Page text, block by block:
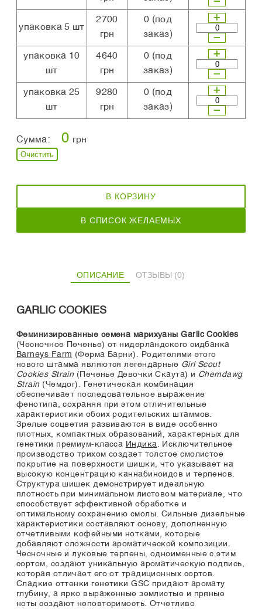
упаковка 5 шт
2700
грн
0 (под
заказ)
упаковка 10
шт
4640
грн
0 (под
заказ)
упаковка 25
шт
9280
грн
0 (под
заказ)
Сумма: 0 грн
Очистить
В КОРЗИНУ
В СПИСОК ЖЕЛАЕМЫХ
ОПИСАНИЕ ОТЗЫВЫ (0)
GARLIC COOKIES
Феминизированные семена марихуаны Garlic Cookies
(Чесночное Печенье) от нидерландского сидбанка
Barneys Farm (Ферма Барни). Родителями этого
нового штамма являются легендарные Girl Scout
Cookies Strain(Печенье Девочки Скаута) и Chemdawg
Strain(Чемдог). Генетическая комбинация
обеспечивает последовательное выражение
фенотипа, сохраняя при этом отличительные
характеристики обоих родительских штаммов.
Зрелые соцветия развиваются в виде особенно
плотных, компактных образований, характерных для
генетики премиум-класса Индика. Исключительное
производство трихом создает толстое смолистое
покрытие на поверхности шишки, что указывает на
высокую концентрацию каннабиноидов и терпенов.
Структура шишек демонстрирует идеальную
плотность при минимальном листовом материале, что
способствует эффективной обработке и
оптимальному сохранению смолы. Сильные дизельные
характеристики составляют основу, дополненную
отчетливыми кофейными нотками, которые
добавляют сложности ароматической композиции.
Чесночные и луковые терпены, одноименные с этим
сортом, создают уникальную ароматическую подпись,
которая отличает его от традиционных сортов.
Сладкие оттенки генетики GSC придают аромату
глубину, а ярко выраженные землистые и пряные
ноты создают неповторимость. Отчетливо